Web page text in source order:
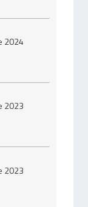
2024
2023
2023